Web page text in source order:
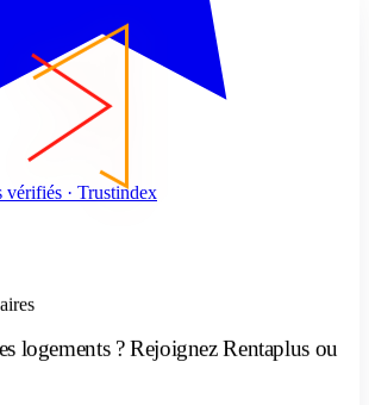
vérifiés · Trustindex
logements ? Rejoignez Rentaplus ou